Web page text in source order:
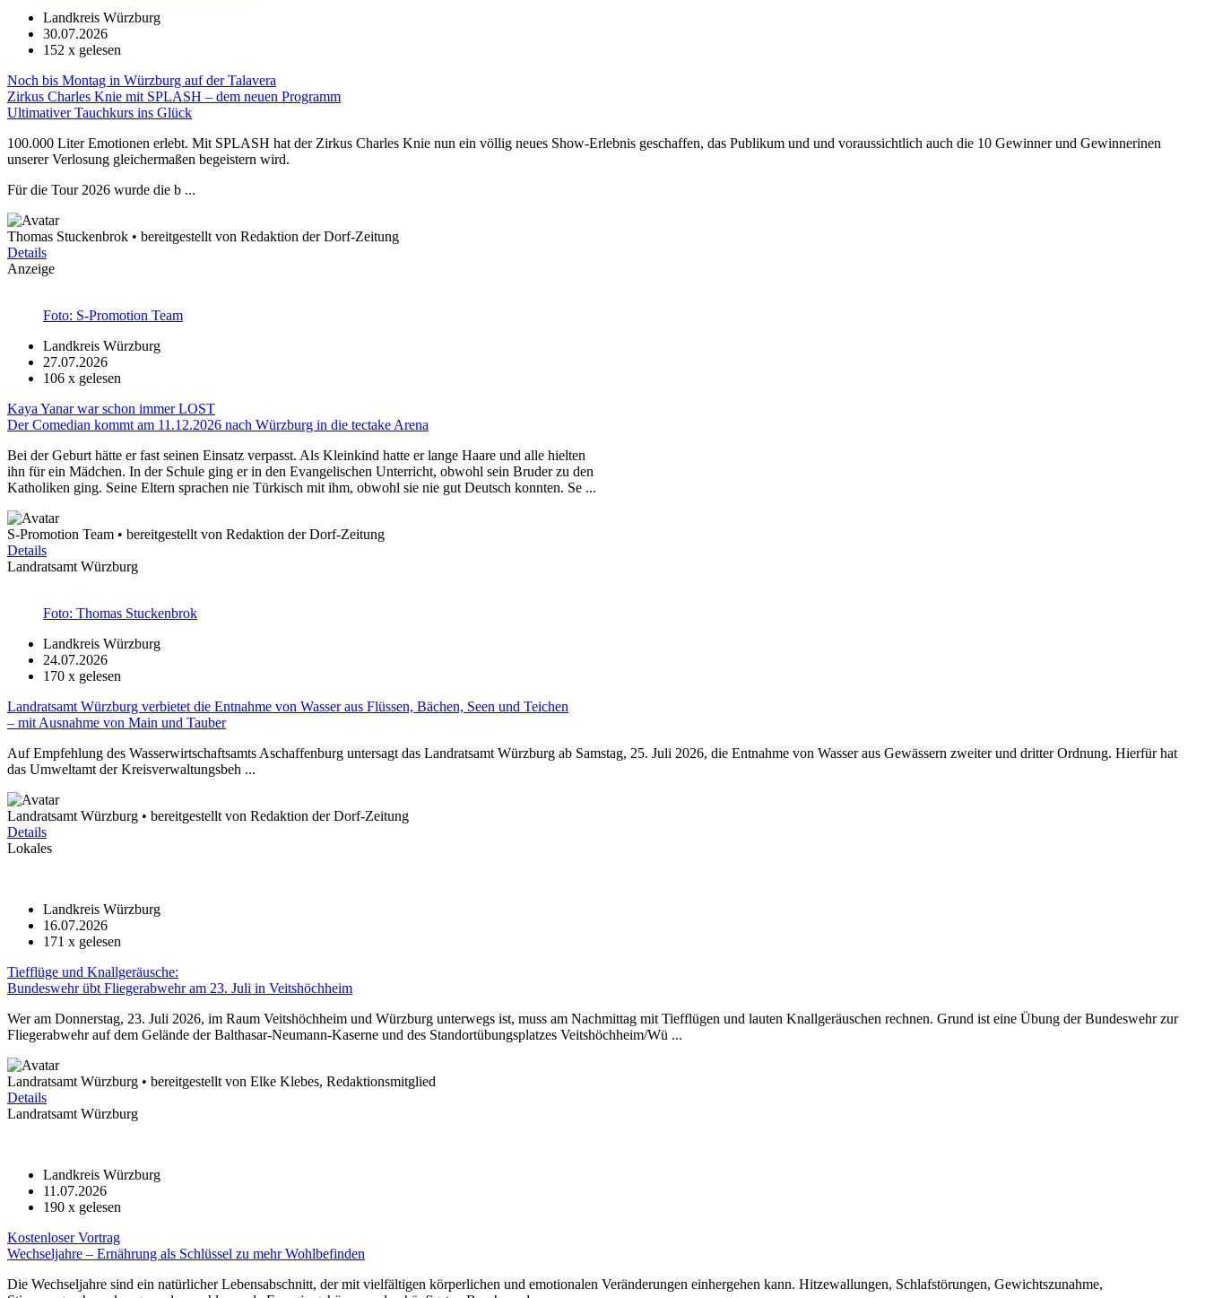
Landkreis Würzburg
30.07.2026
152 x gelesen
Noch bis Montag in Würzburg auf der Talavera
Zirkus Charles Knie mit SPLASH – dem neuen Programm
Ultimativer Tauchkurs ins Glück
100.000 Liter Emotionen erlebt. Mit SPLASH hat der Zirkus Charles Knie nun ein völlig neues Show-Erlebnis geschaffen, das Publikum und und voraussichtlich auch die 10 Gewinner und Gewinnerinen
unserer Verlosung gleichermaßen begeistern wird.
Für die Tour 2026 wurde die b ...
Thomas Stuckenbrok • bereitgestellt von Redaktion der Dorf-Zeitung
Details
Anzeige
Foto: S-Promotion Team
Landkreis Würzburg
27.07.2026
106 x gelesen
Kaya Yanar war schon immer LOST
Der Comedian kommt am 11.12.2026 nach Würzburg in die tectake Arena
Bei der Geburt hätte er fast seinen Einsatz verpasst. Als Kleinkind hatte er lange Haare und alle hielten
ihn für ein Mädchen. In der Schule ging er in den Evangelischen Unterricht, obwohl sein Bruder zu den
Katholiken ging. Seine Eltern sprachen nie Türkisch mit ihm, obwohl sie nie gut Deutsch konnten. Se ...
S-Promotion Team • bereitgestellt von Redaktion der Dorf-Zeitung
Details
Landratsamt Würzburg
Foto: Thomas Stuckenbrok
Landkreis Würzburg
24.07.2026
170 x gelesen
Landratsamt Würzburg verbietet die Entnahme von Wasser aus Flüssen, Bächen, Seen und Teichen
– mit Ausnahme von Main und Tauber
Auf Empfehlung des Wasserwirtschaftsamts Aschaffenburg untersagt das Landratsamt Würzburg ab Samstag, 25. Juli 2026, die Entnahme von Wasser aus Gewässern zweiter und dritter Ordnung. Hierfür hat
das Umweltamt der Kreisverwaltungsbeh ...
Landratsamt Würzburg • bereitgestellt von Redaktion der Dorf-Zeitung
Details
Lokales
Landkreis Würzburg
16.07.2026
171 x gelesen
Tiefflüge und Knallgeräusche:
Bundeswehr übt Fliegerabwehr am 23. Juli in Veitshöchheim
Wer am Donnerstag, 23. Juli 2026, im Raum Veitshöchheim und Würzburg unterwegs ist, muss am Nachmittag mit Tiefflügen und lauten Knallgeräuschen rechnen. Grund ist eine Übung der Bundeswehr zur
Fliegerabwehr auf dem Gelände der Balthasar-Neumann-Kaserne und des Standortübungsplatzes Veitshöchheim/Wü ...
Landratsamt Würzburg • bereitgestellt von Elke Klebes, Redaktionsmitglied
Details
Landratsamt Würzburg
Landkreis Würzburg
11.07.2026
190 x gelesen
Kostenloser Vortrag
Wechseljahre – Ernährung als Schlüssel zu mehr Wohlbefinden
Die Wechseljahre sind ein natürlicher Lebensabschnitt, der mit vielfältigen körperlichen und emotionalen Veränderungen einhergehen kann. Hitzewallungen, Schlafstörungen, Gewichtszunahme,